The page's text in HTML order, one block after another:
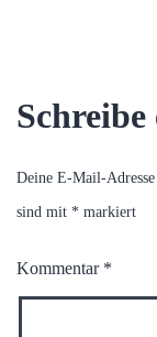
Deine E-Mail-
sind mit * markiert
Kommentar *